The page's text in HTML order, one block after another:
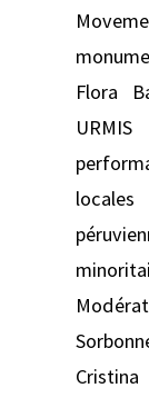
Flora